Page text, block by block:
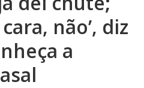
não’, diz
a